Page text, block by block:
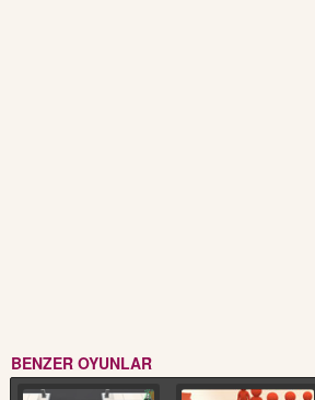
BENZER OYUNLAR